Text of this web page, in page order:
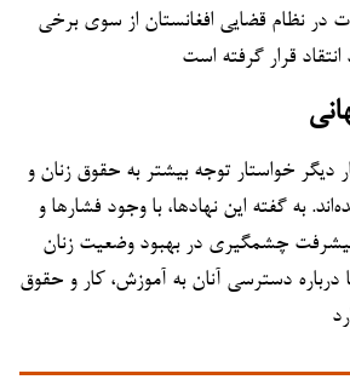
در نظام قضایی افغانستان از سوی برخی
قرار گرفته است
دیگر خواستار توجه بیشتر به حقوق زنان و
به گفته این نهادها، با وجود فشارها و
چشمگیری در بهبود وضعیت زنان
درباره دسترسی آنان به آموزش، کار و حقوق